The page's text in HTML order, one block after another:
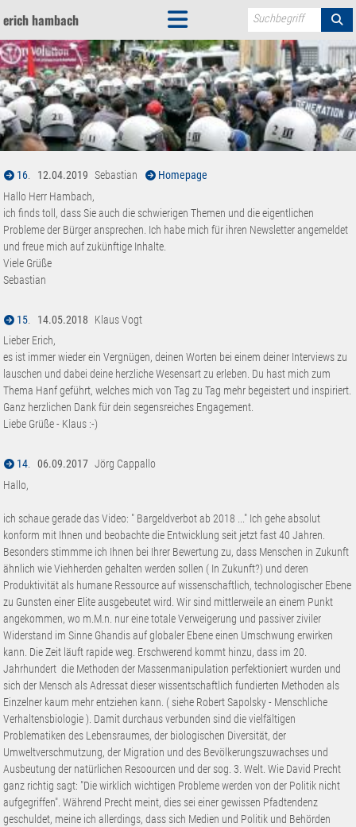
erich hambach Suchbegriff
16. 12.04.2019 Sebastian
Homepage
Hallo Herr Hambach,
ich finds toll, dass Sie auch die schwierigen Themen und die eigentlichen
Probleme der Bürger ansprechen. Ich habe mich für ihren Newsletter angemeldet
und freue mich auf zukünftige Inhalte.
Viele Grüße
Sebastian
15. 14.05.2018 Klaus Vogt
Lieber Erich,
es ist immer wieder ein Vergnügen, deinen Worten bei einem deiner Interviews zu
lauschen und dabei deine herzliche Wesensart zu erleben. Du hast mich zum
Thema Hanf geführt, welches mich von Tag zu Tag mehr begeistert und inspiriert.
Ganz herzlichen Dank für dein segensreiches Engagement.
Liebe Grüße - Klaus :-)
14. 06.09.2017 Jörg Cappallo
Hallo,
ich schaue gerade das Video: " Bargeldverbot ab 2018 ..." Ich gehe absolut
konform mit Ihnen und beobachte die Entwicklung seit jetzt fast 40 Jahren.
Besonders stimmme ich Ihnen bei Ihrer Bewertung zu, dass Menschen in Zukunft
ähnlich wie Viehherden gehalten werden sollen ( In Zukunft?) und deren
Produktivität als humane Ressource auf wissenschaftlich, technologischer Ebene
zu Gunsten einer Elite ausgebeutet wird. Wir sind mittlerweile an einem Punkt
angekommen, wo m.M.n. nur eine totale Verweigerung und passiver ziviler
Widerstand im Sinne Ghandis auf globaler Ebene einen Umschwung erwirken
kann. Die Zeit läuft rapide weg. Erschwerend kommt hinzu, dass im 20.
Jahrhundert die Methoden der Massenmanipulation perfektioniert wurden und
sich der Mensch als Adressat dieser wissentschaftlich fundierten Methoden als
Einzelner kaum mehr entziehen kann. ( siehe Robert Sapolsky - Menschliche
Verhaltensbiologie ). Damit durchaus verbunden sind die vielfältigen
Problematiken des Lebensraumes, der biologischen Diversität, der
Umweltverschmutzung, der Migration und des Bevölkerungszuwachses und
Ausbeutung der natürlichen Resoourcen und der sog. 3. Welt. Wie David Precht
ganz richtig sagt: "Die wirklich wichtigen Probleme werden von der Politik nicht
aufgegriffen". Während Precht meint, dies sei einer gewissen Pfadtendenz
geschuldet, meine ich allerdings, dass sich Medien und Politik und Behörden